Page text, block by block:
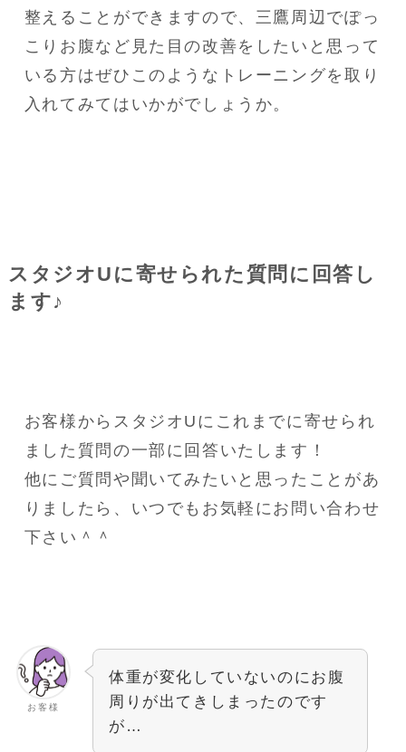
整えることができますので、三鷹周辺でぽっ
こりお腹など見た目の改善をしたいと思って
いる方はぜひこのようなトレーニングを取り
入れてみてはいかがでしょうか。
スタジオUに寄せられた質問に回答し
ます♪
お客様からスタジオUにこれまでに寄せられ
ました質問の一部に回答いたします！
他にご質問や聞いてみたいと思ったことがあ
りましたら、いつでもお気軽にお問い合わせ
下さい＾＾
お客様
体重が変化していないのにお腹
周りが出てきしまったのです
が…